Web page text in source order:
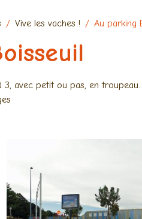
Vive les vaches ! Au parking
3, avec petit ou pas, en